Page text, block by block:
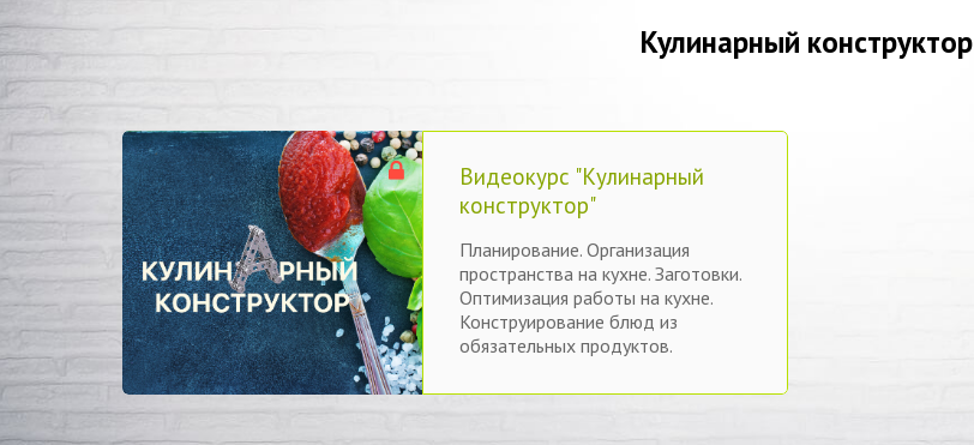
Кулинарный конструктор
Видеокурс "Кулинарный
конструктор"
Планирование. Организация
пространства на кухне. Заготовки.
Оптимизация работы на кухне.
Конструирование блюд из
обязательных продуктов.